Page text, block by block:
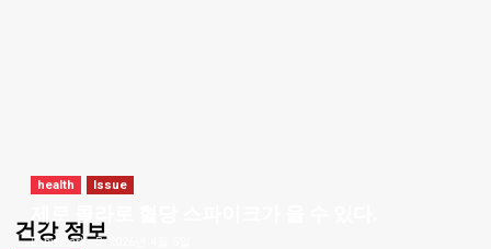
건강 정보
health Issue
bizmark